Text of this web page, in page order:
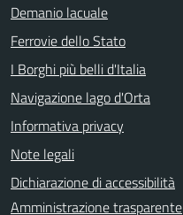
Demanio lacuale
Ferrovie dello Stato
I Borghi più belli d'Italia
Navigazione lago d'Orta
Informativa privacy
Note legali
Dichiarazione di accessibilità
Amministrazione trasparente